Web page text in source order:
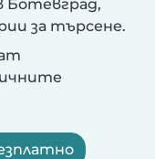
Ботевград,
за търсене.